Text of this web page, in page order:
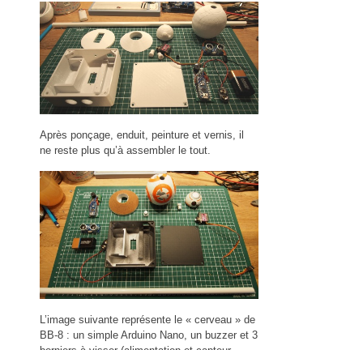
Après ponçage, enduit, peinture et vernis, il
ne reste plus qu’à assembler le tout.
L’image suivante représente le « cerveau » de
BB-8 : un simple Arduino Nano, un buzzer et 3